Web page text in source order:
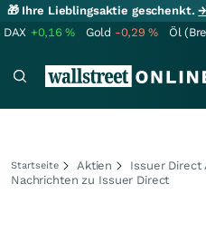
🎁 Ihre Lieblingsaktie geschenkt.
DAX +0,16% Gold -0,29% Öl
Startseite Aktien
Issuer Direct
Nachrichten zu Issuer Direct